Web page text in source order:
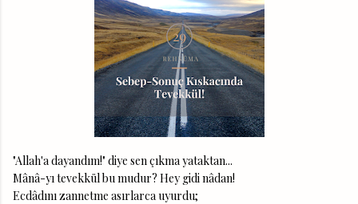
"Allah'a dayandım!" diye sen çıkma yataktan...
Mânâ-yı tevekkül bu mudur? Hey gidi nâdan!
Ecdâdını zannetme asırlarca uyurdu;